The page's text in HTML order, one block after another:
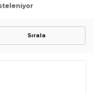
Sırala